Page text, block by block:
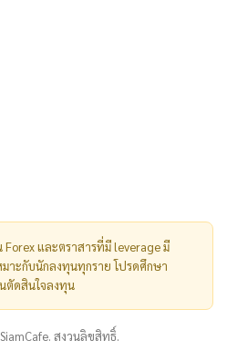
Forex และตราสารที่มี leverage มี
มาะกับนักลงทุนทุกราย โปรดศึกษา
ตัดสินใจลงทุน
สงวนลิขสิทธิ์.